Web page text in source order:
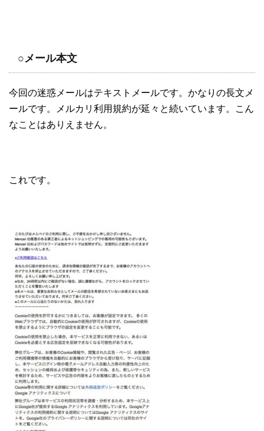
○メール本文
今回の迷惑メールはテキストメールです。かなりの長文メ
ールです。メルカリ利用規約が延々と続いています。こん
なことはありえません。
これです。